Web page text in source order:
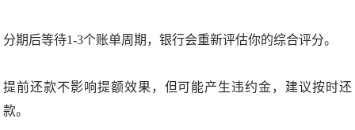
分期后等待1-3个账单周期，银行会重新评估你的综合评分。
提前还款不影响提额效果，但可能产生违约金，建议按时还
款。